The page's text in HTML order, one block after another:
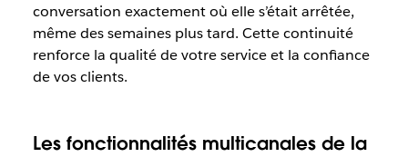
conversation exactement où elle s’était arrêtée,
même des semaines plus tard. Cette continuité
renforce la qualité de votre service et la confiance
de vos clients.
Les fonctionnalités multicanales de la